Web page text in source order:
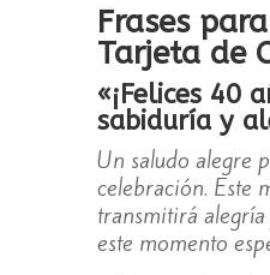
Frases
Tarjeta de
«¡Felices 40
sabiduría y
Un saludo alegre
celebración. Este
transmitirá
este momento